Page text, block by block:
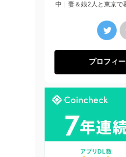
中｜妻＆娘2人と東京で
プロフィ